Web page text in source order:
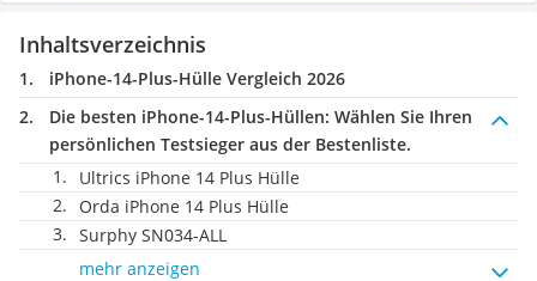
Inhaltsverzeichnis
iPhone-14-Plus-Hülle Vergleich 2026
Die besten iPhone-14-Plus-Hüllen: Wählen Sie Ihren
persönlichen Testsieger aus der Bestenliste.
Ultrics iPhone 14 Plus Hülle
Orda iPhone 14 Plus Hülle
Surphy SN034-ALL
mehr anzeigen